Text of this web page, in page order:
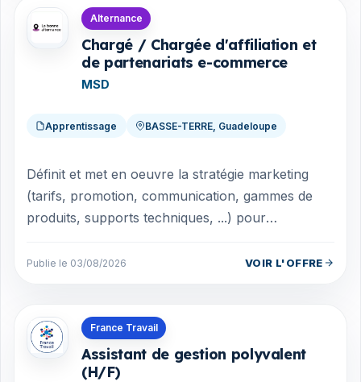
Alternance
Chargé / Chargée d'affiliation et
de partenariats e-commerce
MSD
Apprentissage BASSE-TERRE, Guadeloupe
Définit et met en oeuvre la stratégie marketing
(tarifs, promotion, communication, gammes de
produits, supports techniques, ...) pour
Publie le 03/08/2026 VOIR L'OFFRE
Offres en Guadeloupe
France Travail
Assistant de gestion polyvalent
(H/F)
Offres en Guadeloupe